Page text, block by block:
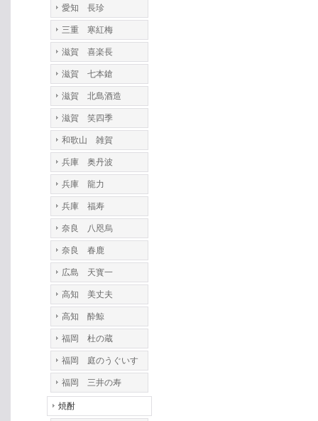
愛知 長珍
三重 寒紅梅
滋賀 喜楽長
滋賀 七本鎗
滋賀 北島酒造
滋賀 笑四季
和歌山 雑賀
兵庫 奥丹波
兵庫 龍力
兵庫 福寿
奈良 八咫烏
奈良 春鹿
広島 天寳一
高知 美丈夫
高知 酔鯨
福岡 杜の蔵
福岡 庭のうぐいす
福岡 三井の寿
焼酎